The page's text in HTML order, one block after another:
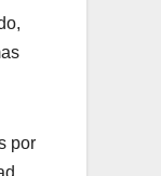
por